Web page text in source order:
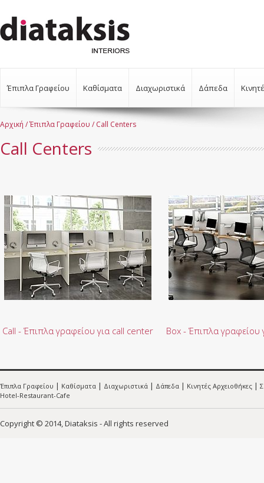
Έπιπλα Γραφείου Καθίσματα Διαχωριστικά Δάπεδα
Αρχική /Έπιπλα Γραφείου / Call Centers
Call Centers
Call - Έπιπλα γραφείου για call center Box - Έπιπλα γραφείου
Έπιπλα Γραφείου | Καθίσματα | Διαχωριστικά | Δάπεδα | Κινητές Αρχειοθήκες |
Hotel-Restaurant-Cafe
Copyright © 2014, Diataksis - All rights reserved